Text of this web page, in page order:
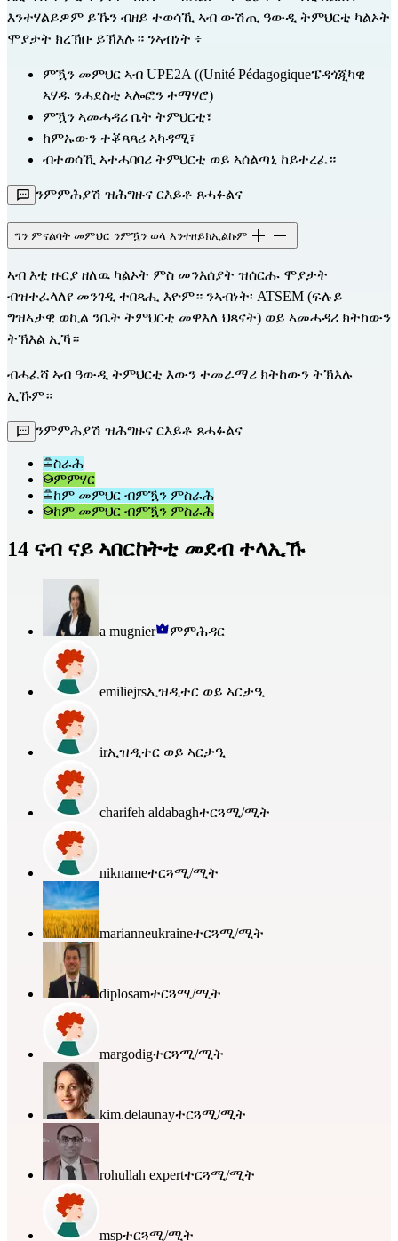
እንተሃልይዎም ይኹን ብዘይ ተወሳኺ ኣብ ውሽጢ ዓውዲ ትምህርቲ ካልኦት
ሞያታት ክረኽቡ ይኽእሉ። ንኣብነት ፥
ምዃን መምህር ኣብ UPE2A ((Unité Pédagogiqueፔዳጎጂካዊ
ኣሃዱ ንሓደስቲ ኣሎፎን ተማሃሮ)
ምዃን ኣመሓዳሪ ቤት ትምህርቲ፣
ከምኡውን ተቖጻጻሪ ኣካዳሚ፣
ብተወሳኺ ኣተሓባባሪ ትምህርቲ ወይ ኣሰልጣኒ ከይተረፈ።
ንምምሕያሽ ዝሕግዙና ርእይቶ ጸሓፉልና
ግን ምናልባት መምህር ንምዃን ወላ እንተዘይክኢልኩም
ኣብ እቲ ዙርያ ዘለዉ ካልኦት ምስ መንእሰያት ዝሰርሑ ሞያታት
ብዝተፈላለየ መንገዲ ተበጻሒ እዮም። ንኣብነት፡ ATSEM (ፍሉይ
ግዝኣታዊ ወኪል ንቤት ትምህርቲ መዋእለ ህጻናት) ወይ ኣመሓዳሪ ክትከውን
ትኽእል ኢኻ።
ብሓፈሻ ኣብ ዓውዲ ትምህርቲ እውን ተመራማሪ ክትከውን ትኽእሉ
ኢኹም።
ንምምሕያሽ ዝሕግዙና ርእይቶ ጸሓፉልና
ስራሕ
ምምሃር
ከም መምህር ብምዃን ምስራሕ
ከም መምህር ብምዃን ምስራሕ
14 ናብ ናይ ኣበርከትቲ መደብ ተላኢኹ
a mugnier ምምሕዳር
emiliejrsኢዝዲተር ወይ ኣርታዒ
irኢዝዲተር ወይ ኣርታዒ
charifeh aldabaghተርጓሚ/ሚት
niknameተርጓሚ/ሚት
marianneukraineተርጓሚ/ሚት
diplosamተርጓሚ/ሚት
margodigተርጓሚ/ሚት
kim.delaunayተርጓሚ/ሚት
rohullah expertተርጓሚ/ሚት
mspተርጓሚ/ሚት